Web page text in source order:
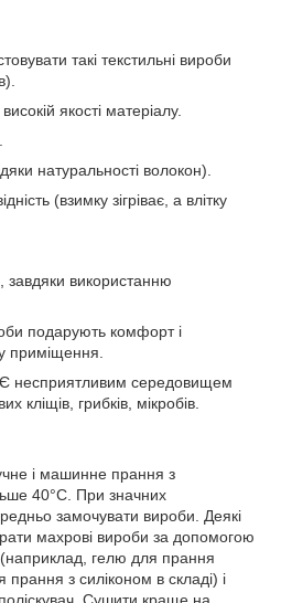
такі текстильні вироби
якості матеріалу.
натуральності волокон).
(взимку зігріває, а влітку
завдяки використанню
подарують комфорт і
приміщення.
Є несприятливим середовищем
кліщів, грибків, мікробів.
і машинне прання з
40°C. При значних
замочувати вироби. Деякі
махрові вироби за допомогою
(наприклад, гелю для прання
прання з силіконом в складі) і